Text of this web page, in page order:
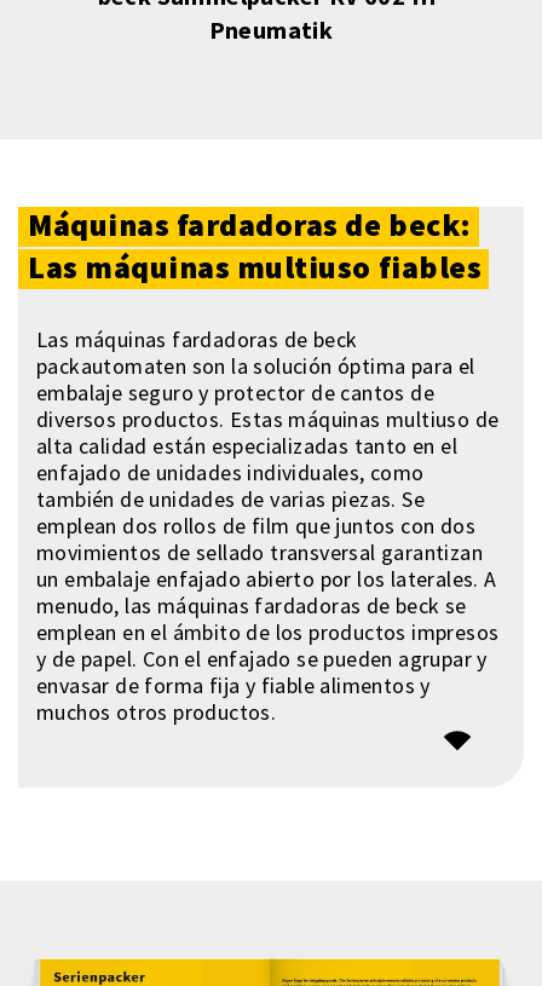
Pneumatik
Máquinas fardadoras de beck:
Las máquinas multiuso fiables
Las máquinas fardadoras de beck
packautomaten son la solución óptima para el
embalaje seguro y protector de cantos de
diversos productos. Estas máquinas multiuso de
alta calidad están especializadas tanto en el
enfajado de unidades individuales, como
también de unidades de varias piezas. Se
emplean dos rollos de film que juntos con dos
movimientos de sellado transversal garantizan
un embalaje enfajado abierto por los laterales. A
menudo, las máquinas fardadoras de beck se
emplean en el ámbito de los productos impresos
y de papel. Con el enfajado se pueden agrupar y
envasar de forma fija y fiable alimentos y
muchos otros productos.